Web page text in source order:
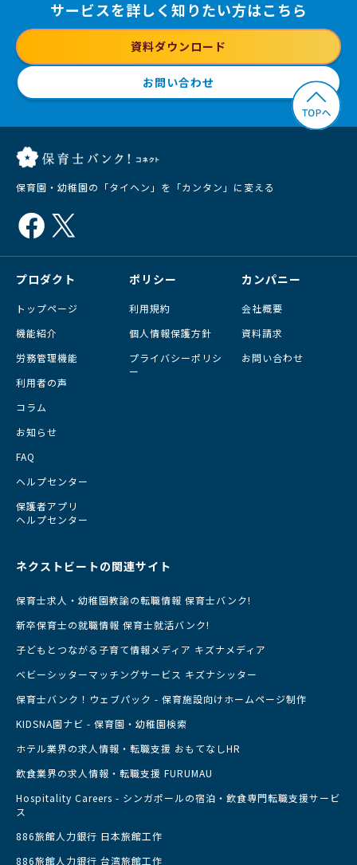
サービスを詳しく知りたい方はこちら
資料ダウンロード
お問い合わせ
保育園・幼稚園の「タイヘン」を「カンタン」に変える
プロダクト
トップページ
機能紹介
労務管理機能
利用者の声
コラム
お知らせ
FAQ
ヘルプセンター
保護者アプリ
ヘルプセンター
ポリシー
利用規約
個人情報保護方針
プライバシーポリシ
ー
カンパニー
会社概要
資料請求
お問い合わせ
ネクストビートの関連サイト
保育士求人・幼稚園教諭の転職情報 保育士バンク!
新卒保育士の就職情報 保育士就活バンク!
子どもとつながる子育て情報メディア キズナメディア
ベビーシッターマッチングサービス キズナシッター
保育士バンク！ウェブパック - 保育施設向けホームページ制作
KIDSNA園ナビ - 保育園・幼稚園検索
ホテル業界の求人情報・転職支援 おもてなしHR
飲食業界の求人情報・転職支援 FURUMAU
Hospitality Careers - シンガポールの宿泊・飲食専門転職支援サービ
ス
886旅館人力銀行 日本旅館工作
886旅館人力銀行 台湾旅館工作